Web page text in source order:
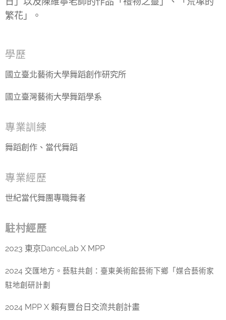
繁花」。
學歷
國立臺北藝術大學舞蹈創作研究所
國立臺灣藝術大學舞蹈學系
專業訓練
舞蹈創作、當代舞蹈
專業經歷
世紀當代舞團專職舞者
駐村經歷
2023 東京DanceLab X MPP
2024 交匯地方。藝駐共創：臺東美術館藝術下鄉「媒合藝術家
駐地創研計劃
2024 MPP X 賴有豐台日交流共創計畫